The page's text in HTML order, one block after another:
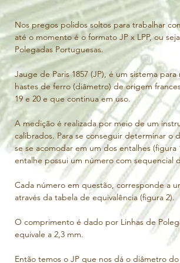
fixação “pregos”,
industrial, passado de
série se deu no fim do
construção de casas,
O estilo rebuscado
década de 1900, só se
ferro. Para construir
na redução da seção transversal (largura) e
Por fim, uma máquina com movimento
cabeça simultaneamente, dando forma final
embalado.
polidos, coil (eletro soldados), espirais
com martelos simples ou com
teremos imagens, aplicações e
das estruturas (local aonde é
de aderência. Porém, em certos tipos de
colateral dessa pressão pode ser o
de rebocos de parede ou azulejos. Por isso,
as ferramentas a serem usadas, é
com composição química específica, para que
produtividade na sua aplicação.
Nos pregos polidos soltos para trabalhar
até o momento é o formato JP x LPP, ou
Polegadas Portuguesas.
Jauge de Paris 1857 (JP), é um sistema
hastes de ferro (diâmetro) de origem
19 e 20 e que continua em uso.
A medição é realizada por meio de um
calibrados. Para se conseguir determinar o
se se acomodar em um dos entalhes
entalhe possui um número com sequencial
Cada número em questão, corresponde a
através da tabela de equivalência (figura 2).
O comprimento é dado por Linhas de
equivale a 2,3 mm.
Então temos o JP que nos dá o diâmetro